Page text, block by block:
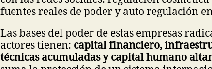
fuentes reales de poder y auto regulación
Las bases del poder de estas empresas
actores tienen: capital financiero,
técnicas acumuladas y capital humano